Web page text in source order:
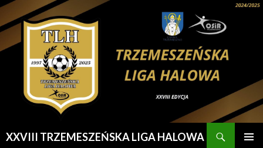
XXVIII TRZEMESZEŃSKA LIGA HALOWA